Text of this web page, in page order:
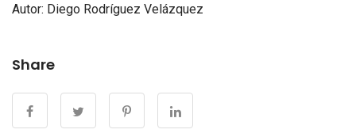
Autor: Diego Rodríguez Velázquez
Share